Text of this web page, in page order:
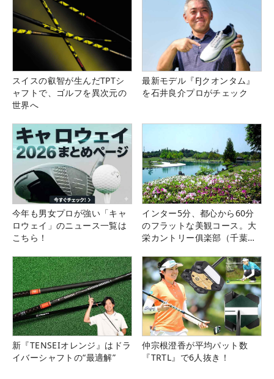
スイスの叡智が生んだTPTシ
ャフトで、ゴルフを異次元の
世界へ
最新モデル『FJクオンタム』
を石井良介プロがチェック
今年も男女プロが強い「キャ
ロウェイ」のニュース一覧は
こちら！
インター5分、都心から60分
のフラットな美観コース。大
栄カントリー俱楽部（千葉
新『TENSEIオレンジ』はドラ
イバーシャフトの“最適解”
仲宗根澄香が平均パット数
『TRTL』で6人抜き！